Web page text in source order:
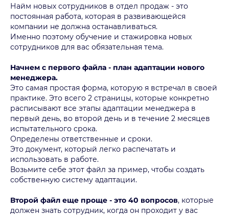
Найм новых сотрудников в отдел продаж - это
постоянная работа, которая в развивающейся
компании не должна останавливаться.
Именно поэтому обучение и стажировка новых
сотрудников для вас обязательная тема.
Начнем с первого файла - план адаптации нового
менеджера.
Это самая простая форма, которую я встречал в своей
практике. Это всего 2 страницы, которые конкретно
расписывают все этапы адаптации менеджера в
первый день, во второй день и в течение 2 месяцев
испытательного срока.
Определены ответственные и сроки.
Это документ, который легко распечатать и
использовать в работе.
Возьмите себе этот файл за пример, чтобы создать
собственную систему адаптации.
Второй файл еще проще - это 40 вопросов, которые
должен знать сотрудник, когда он проходит у вас